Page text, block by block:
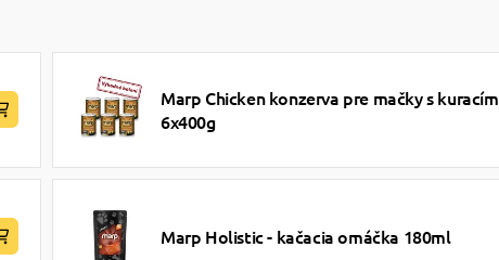
Marp Chicken konzerva pre mačky s kuracím
6x400g
Marp Holistic - kačacia omáčka 180ml